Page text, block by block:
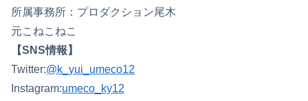
所属事務所：プロダクション尾木
元こねこねこ
【SNS情報】
Twitter:@k_yui_umeco12
Instagram:umeco_ky12